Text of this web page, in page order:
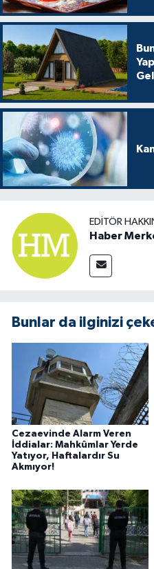
EDITÖR
Haber
Bunlar da ilginizi
Cezaevinde Alarm Veren
İddialar: Mahkûmlar Yerde
Yatıyor, Haftalardır Su
Akmıyor!